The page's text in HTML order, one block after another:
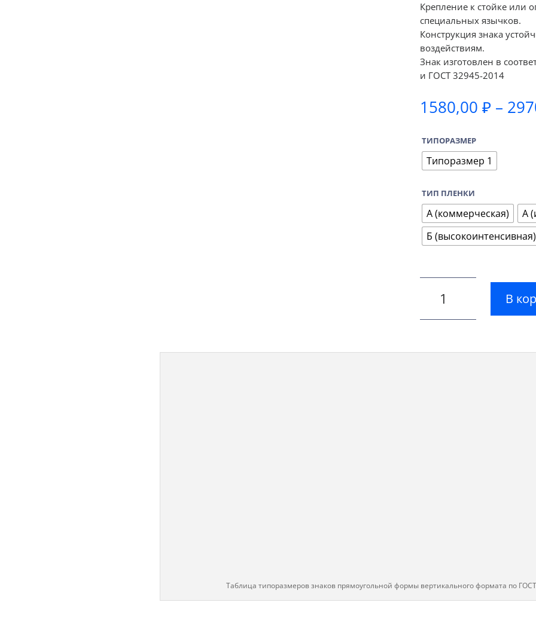
Крепление к стойке или
специальных язычков.
Конструкция знака
воздействиям.
Знак изготовлен в
и ГОСТ 32945-2014
1580,00 ₽ –
ТИПОРАЗМЕР
Типоразмер 1
ТИП ПЛЕНКИ
А (коммерческая)
А
Б (высокоинтенсивная)
В
Таблица типоразмеров знаков прямоугольной формы вертикального формата по